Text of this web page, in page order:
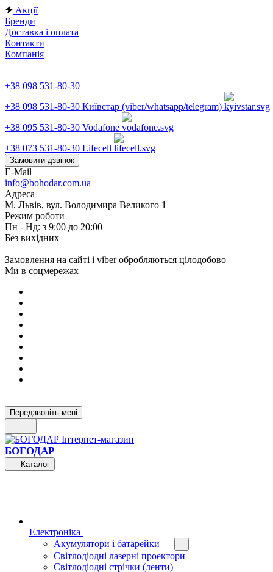
Акції
Бренди
Доставка і оплата
Контакти
Компанія
+38 098 531-80-30
+38 098 531-80-30 Київстар (viber/whatsapp/telegram)
+38 095 531-80-30 Vodafone
+38 073 531-80-30 Lifecell
Замовити дзвінок
E-Mail
info@bohodar.com.ua
Адреса
М. Львів, вул. Володимира Великого 1
Режим роботи
Пн - Нд: з 9:00 до 20:00
Без вихідних
Замовлення на сайті і viber обробляються цілодобово
Ми в соцмережах
Передзвоніть мені
БОГОДАР
Каталог
Електроніка
Акумулятори і батарейки
Світлодіодні лазерні проектори
Світлодіодні стрічки (ленти)